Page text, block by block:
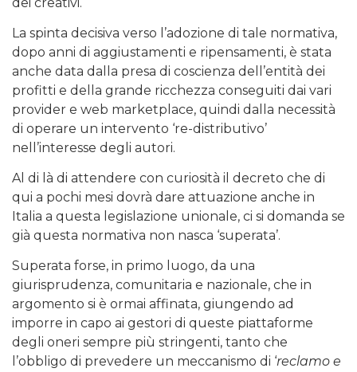
dei creativi.
La spinta decisiva verso l’adozione di tale normativa,
dopo anni di aggiustamenti e ripensamenti, è stata
anche data dalla presa di coscienza dell’entità dei
profitti e della grande ricchezza conseguiti dai vari
provider e web marketplace, quindi dalla necessità
di operare un intervento ‘re-distributivo’
nell’interesse degli autori.
Al di là di attendere con curiosità il decreto che di
qui a pochi mesi dovrà dare attuazione anche in
Italia a questa legislazione unionale, ci si domanda se
già questa normativa non nasca ‘superata’.
Superata forse, in primo luogo, da una
giurisprudenza, comunitaria e nazionale, che in
argomento si è ormai affinata, giungendo ad
imporre in capo ai gestori di queste piattaforme
degli oneri sempre più stringenti, tanto che
l’obbligo di prevedere un meccanismo di ‘reclamo e